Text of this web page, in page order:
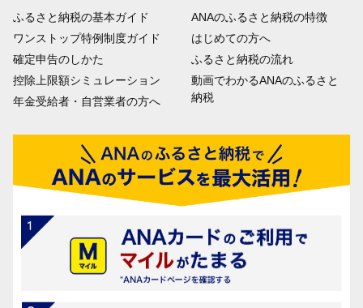
ふるさと納税の基本ガイド
ワンストップ特例制度ガイド
確定申告のしかた
控除上限額シミュレーション
年金受給者・自営業者の方へ
ANAのふるさと納税の特徴
はじめての方へ
ふるさと納税の流れ
動画でわかるANAのふるさと
納税